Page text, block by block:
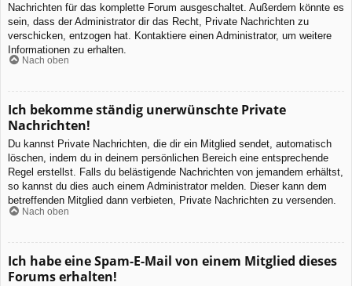
Nachrichten für das komplette Forum ausgeschaltet. Außerdem könnte es
sein, dass der Administrator dir das Recht, Private Nachrichten zu
verschicken, entzogen hat. Kontaktiere einen Administrator, um weitere
Informationen zu erhalten.
Nach oben
Ich bekomme ständig unerwünschte Private
Nachrichten!
Du kannst Private Nachrichten, die dir ein Mitglied sendet, automatisch
löschen, indem du in deinem persönlichen Bereich eine entsprechende
Regel erstellst. Falls du belästigende Nachrichten von jemandem erhältst,
so kannst du dies auch einem Administrator melden. Dieser kann dem
betreffenden Mitglied dann verbieten, Private Nachrichten zu versenden.
Nach oben
Ich habe eine Spam-E-Mail von einem Mitglied dieses
Forums erhalten!